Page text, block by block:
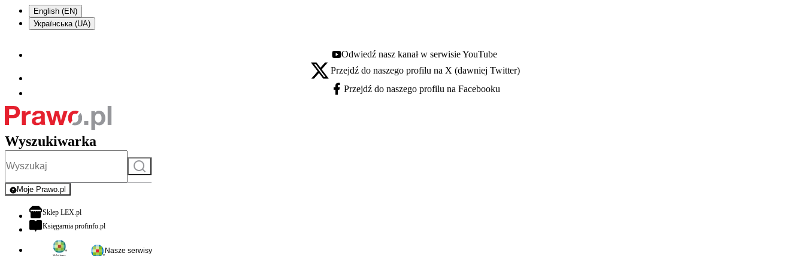
English (EN)
Українська (UA)
Youtube - otwiera się w nowej karcie
Odwiedź nasz kanał w serwisie YouTube
X - otwiera się w nowej karcie
Przejdź do naszego profilu na X (dawniej Twitter)
Facebook - otwiera się w nowej karcie
Przejdź do naszego profilu na Facebooku
Wyszukiwarka
Szukaj
Moje Prawo.pl
- rejestracja i logowanie do serwisu
Sklep LEX.plotwiera się w nowej karcie
Księgarnia profinfo.plotwiera się w nowej karcie
Nasze serwisy